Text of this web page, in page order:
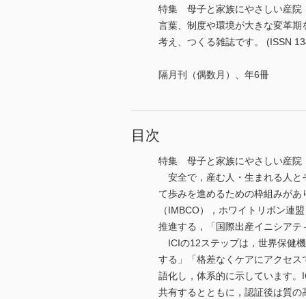
特集 母子と家族にやさしい産院
言葉、制度や環境が大きな変革
考え、つくる雑誌です。 (ISSN
隔月刊（偶数月）、年6冊
目次
特集 母子と家族にやさしい産院
安全で，産む人・生まれる人と
て歩みを進めるための枠組みが
（IMBCO），ホワイトリボン連
推進する，「国際出産イニシア
ICIの12ステップは，世界保健
する」「格差なくケアにアクセ
語化し，体系的に示しています
共有するとともに，認証後は質